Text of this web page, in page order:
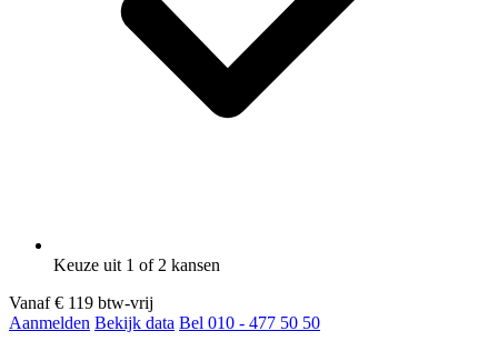
Keuze uit 1 of 2 kansen
Vanaf € 119 btw-vrij
Aanmelden Bekijk data Bel 010 - 477 50 50